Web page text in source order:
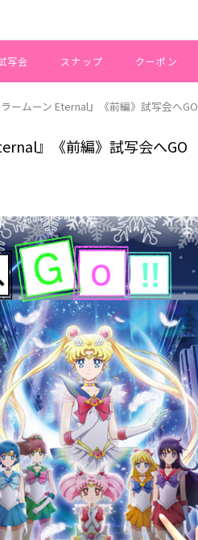
写会 スナップ クーポン
ームーン Eternal』《前編》試写会へGO
』《前編》試写会へGO